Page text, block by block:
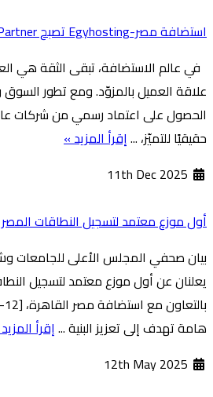
استضافة مصر-Egyhosting تصبح Cpanel Authorized Partner رسميًا
في عالم الاستضافة، تبقى الثقة هي
علاقة العميل بالمزوّد. ومع تطور السوق
حقيقيًا للتميّز، ...إقرأ المزيد »
أول موزع معتمد لتسجيل النطاقات
بيان صحفي المجلس الأعلى للجامعات
هامة تهدف إلى تعزيز البنية ...إقرأ